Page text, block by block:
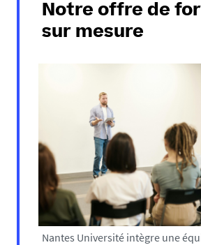
Notre offre de
sur mesure
Nantes Université intègre une